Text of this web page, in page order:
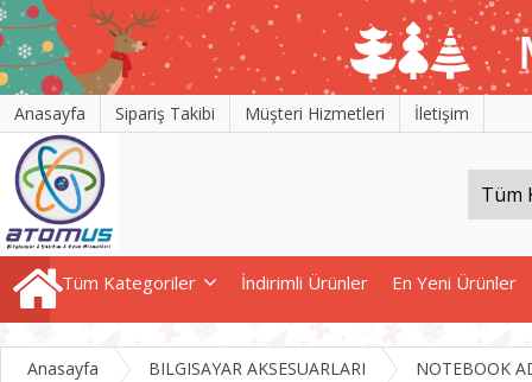
Anasayfa Sipariş Takibi Müşteri Hizmetleri İletişim
Tüm Kategoriler İndirimli Ürünler En Yeni Ürünler
Anasayfa BILGISAYAR AKSESUARLARI NOTEBOOK